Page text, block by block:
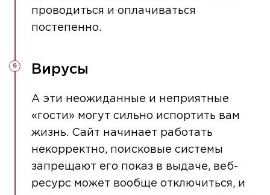
проводиться и оплачиваться
постепенно.
Вирусы
А эти неожиданные и неприятные
«гости» могут сильно испортить вам
жизнь. Сайт начинает работать
некорректно, поисковые системы
запрещают его показ в выдаче, веб-
ресурс может вообще отключиться, и